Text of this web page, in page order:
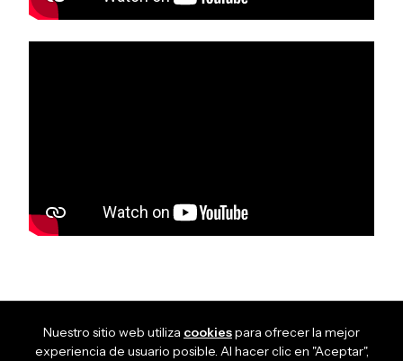
Nuestro sitio web utiliza cookiespara ofrecer la mejor
experiencia de usuario posible. Al hacer clic en "Aceptar",